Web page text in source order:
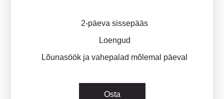
2-päeva sissepääs
Loengud
Lõunasöök ja vahepalad mõlemal päeval
Osta